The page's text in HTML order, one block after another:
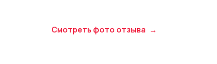
Смотреть фото отзыва